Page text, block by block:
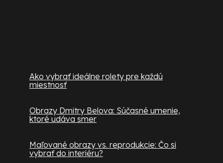
Ako vybrať ideálne rolety pre každú
miestnosť
Obrazy Dmitry Belova: Súčasné umenie,
ktoré udáva smer
Maľované obrazy vs. reprodukcie: Čo si
vybrať do interiéru?